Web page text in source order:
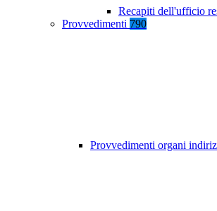
Recapiti dell'ufficio
Provvedimenti 790
Provvedimenti organi